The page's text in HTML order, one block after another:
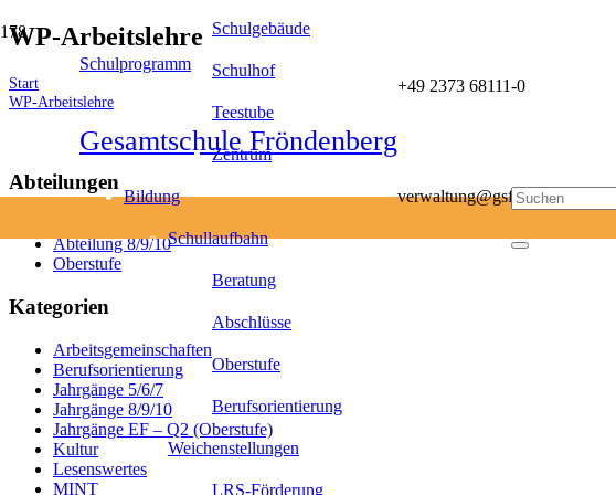
Schulprogramm
Gesamtschule Fröndenberg
+49 2373 68111-0
verwaltung@gsf-mail.de
Schulgebäude
Schulhof
Teestube
Zentrum
Bildung
Schullaufbahn
Beratung
Abschlüsse
Oberstufe
Berufsorientierung
Weichenstellungen
LRS-Förderung
WP-Arbeitslehre
Start
WP-Arbeitslehre
Abteilungen
Abteilung 8/9/10
Oberstufe
Kategorien
Arbeitsgemeinschaften
Berufsorientierung
Jahrgänge 5/6/7
Jahrgänge 8/9/10
Jahrgänge EF – Q2 (Oberstufe)
Kultur
Lesenswertes
MINT